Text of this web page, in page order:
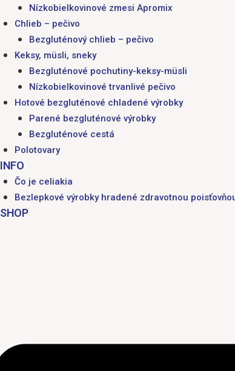
Nízkobielkovinové zmesi Apromix
Chlieb – pečivo
Bezgluténový chlieb – pečivo
Keksy, müsli, sneky
Bezgluténové pochutiny-keksy-müsli
Nízkobielkovinové trvanlivé pečivo
Hotové bezgluténové chladené výrobky
Parené bezgluténové výrobky
Bezgluténové cestá
Polotovary
INFO
Čo je celiakia
Bezlepkové výrobky hradené zdravotnou
SHOP